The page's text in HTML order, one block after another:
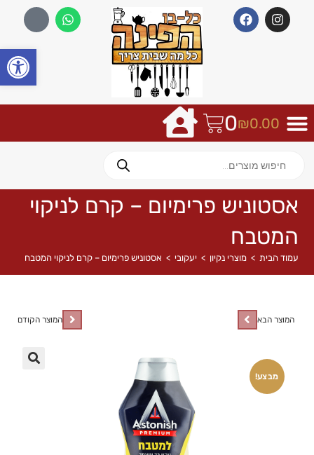
₪0.00
0
אסטוניש פרימיום – קרם לניקוי
המטבח
עמוד הבית > מוצרי נקיון > יעקובי > אסטוניש פרימיום – קרם לניקוי המטבח
מבצע!
המוצר הקודם המוצר הבא